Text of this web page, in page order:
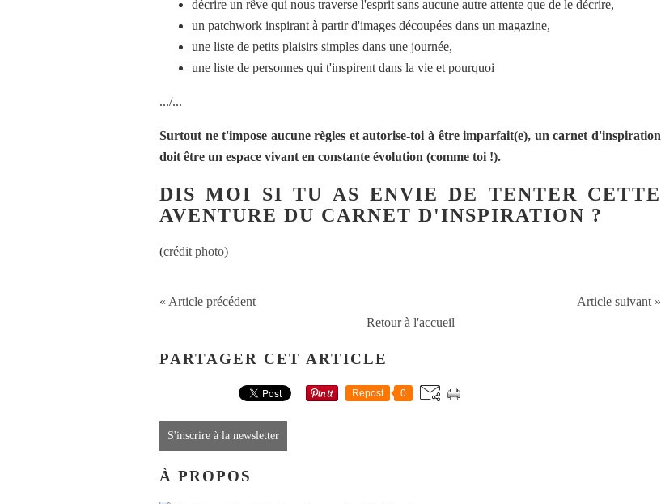
décrire un rêve qui nous traverse l'esprit sans aucune autre attente que de le décrire,
un patchwork inspirant à partir d'images découpées dans un magazine,
une liste de petits plaisirs simples dans une journée,
une liste de personnes qui t'inspirent dans la vie et pourquoi
.../...
Surtout ne t'impose aucune règles et autorise-toi à être imparfait(e), un carnet d'inspiration
doit être un espace vivant en constante évolution (comme toi !).
DIS MOI SI TU AS ENVIE DE TENTER CETTE
AVENTURE DU CARNET D'INSPIRATION ?
(crédit photo)
« Article précédent
Article suivant »
Retour à l'accueil
PARTAGER CET ARTICLE
Repost 0
S'inscrire à la newsletter
À PROPOS